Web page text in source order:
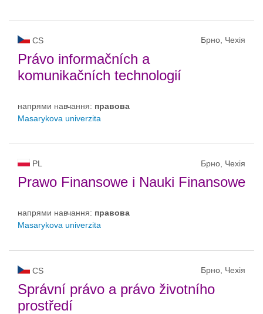
CS Брно, Чехія
Právo informačních a
komunikačních technologií
напрями навчання: правовa
Masarykova univerzita
PL Брно, Чехія
Prawo Finansowe i Nauki Finansowe
напрями навчання: правовa
Masarykova univerzita
CS Брно, Чехія
Správní právo a právo životního
prostředí